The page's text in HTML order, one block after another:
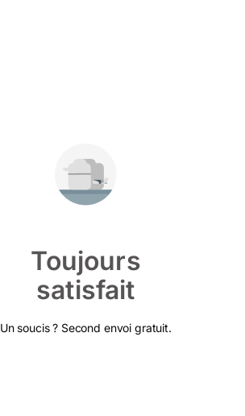
Toujours
satisfait
Un soucis ? Second envoi gratuit.